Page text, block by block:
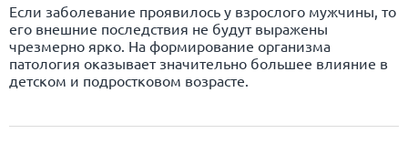
Если заболевание проявилось у взрослого мужчины, то
его внешние последствия не будут выражены
чрезмерно ярко. На формирование организма
патология оказывает значительно большее влияние в
детском и подростковом возрасте.